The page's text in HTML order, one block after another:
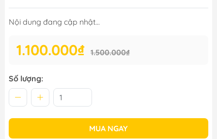
Nội dung đang cập nhật...
1.100.000₫ 1.500.000₫
Số lượng:
MUA NGAY